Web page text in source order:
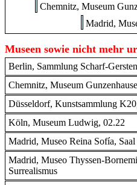
Chemnitz, Museum
Madrid,
Museen sowie nicht mehr
Berlin, Sammlung Scharf-
Chemnitz, Museum
Düsseldorf, Kunstsammlung
Köln, Museum Ludwig, 02.22
Madrid, Museo Reina Sofía, Saal
Madrid, Museo Thyssen-
Surrealismus